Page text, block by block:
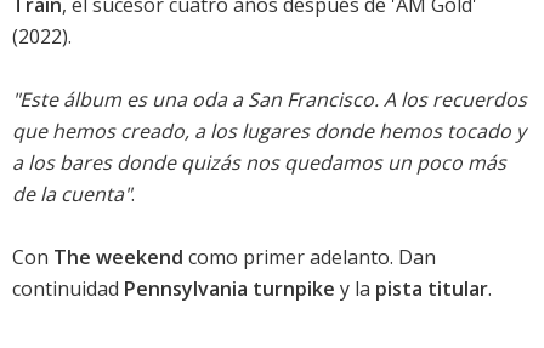
(2022).
"Este álbum es una oda a San Francisco. A los recuerdos
que hemos creado, a los lugares donde hemos tocado y
a los bares donde quizás nos quedamos un poco más
de la cuenta".
Con The weekend como primer adelanto. Dan
continuidad Pennsylvania turnpike y la pista titular.